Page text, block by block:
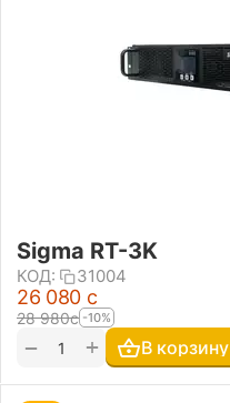
Sigma RT-3K
КОД: 31004
26 080 с
28 980с -10%
+
− В корзину